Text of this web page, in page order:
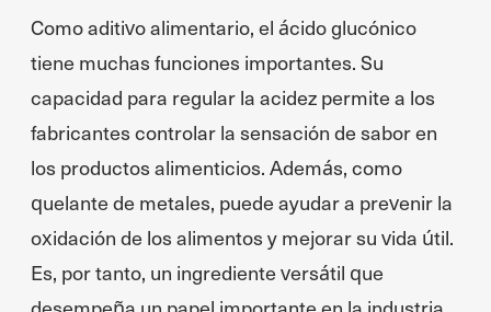
Como aditivo alimentario, el ácido glucónico
tiene muchas funciones importantes. Su
capacidad para regular la acidez permite a los
fabricantes controlar la sensación de sabor en
los productos alimenticios. Además, como
quelante de metales, puede ayudar a prevenir la
oxidación de los alimentos y mejorar su vida útil.
Es, por tanto, un ingrediente versátil que